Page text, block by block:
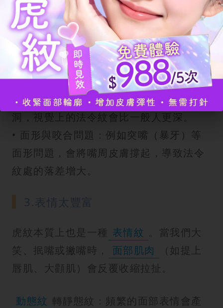
有些人年紀輕輕就有天生虎紋，這通常與
遺傳因素有關。
• 鼻基底 凹陷：若天生鼻翼基底部位骨骼
較平或凹陷，會使鼻翼兩側形成天然坑
洞，視覺上的法令紋會比一般人更深。
• 面形與咬合問題：例如突嘴（暴牙）等
面形問題，會將嘴周皮膚撐起，導致法令
紋處的落差增大。
虎紋本質上也是一種 表情紋
。當我們大
笑、抿嘴或撇嘴時，
面部肌肉
（如提上
唇肌、大顴肌）會反覆收縮拉扯。
動態紋 轉靜態紋：頻繁的面部表情會產